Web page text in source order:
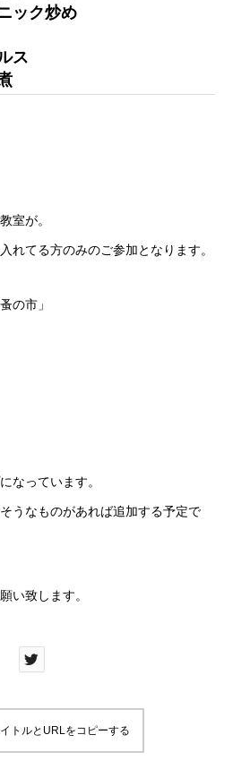
ック炒め
ス
室が。
れてる方のみのご参加となります。
の市」
なっています。
うなものがあれば追加する予定で
い致します。
トルとURLをコピーする